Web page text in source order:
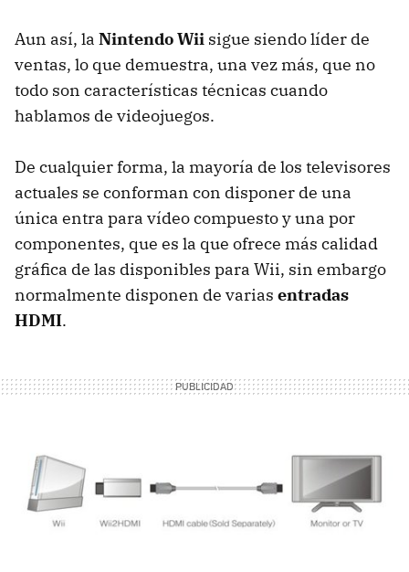
Aun así, la Nintendo Wii sigue siendo líder de
ventas, lo que demuestra, una vez más, que no
todo son características técnicas cuando
hablamos de videojuegos.
De cualquier forma, la mayoría de los televisores
actuales se conforman con disponer de una
única entra para vídeo compuesto y una por
componentes, que es la que ofrece más calidad
gráfica de las disponibles para Wii, sin embargo
normalmente disponen de varias entradas
HDMI.